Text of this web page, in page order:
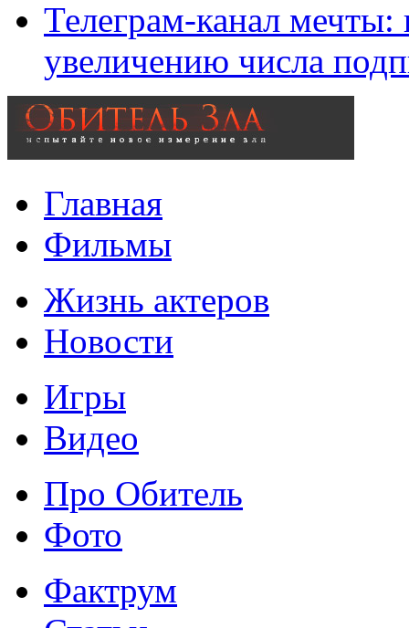
Телеграм-канал мечты:
увеличению числа
Главная
Фильмы
Жизнь актеров
Новости
Игры
Видео
Про Обитель
Фото
Фактрум